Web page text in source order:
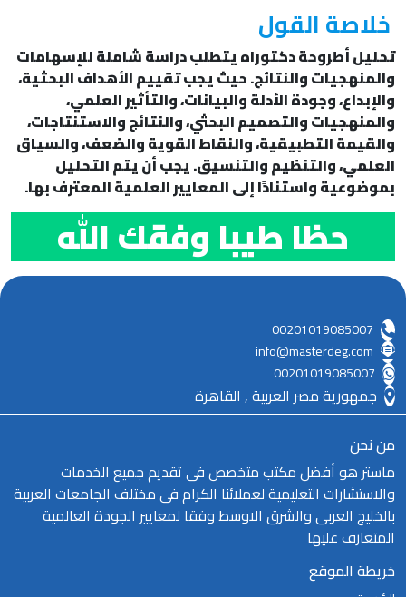
خلاصة القول
تحليل أطروحة دكتوراه يتطلب دراسة شاملة للإسهامات
والمنهجيات والنتائج. حيث يجب تقييم الأهداف البحثية،
والإبداع، وجودة الأدلة والبيانات، والتأثير العلمي،
والمنهجيات والتصميم البحثي، والنتائج والاستنتاجات،
والقيمة التطبيقية، والنقاط القوية والضعف، والسياق
العلمي، والتنظيم والتنسيق. يجب أن يتم التحليل
بموضوعية واستنادًا إلى المعايير العلمية المعترف بها.
حظا طيبا وفقك الله
00201019085007
info@masterdeg.com
00201019085007
جمهورية مصر العربية , القاهرة
من نحن
ماستر هو أفضل مكتب متخصص فى تقديم جميع الخدمات
والاستشارات التعليمية لعملائنا الكرام فى مختلف الجامعات العربية
بالخليج العربى والشرق الاوسط وفقا لمعايير الجودة العالمية
المتعارف عليها
خريطة الموقع